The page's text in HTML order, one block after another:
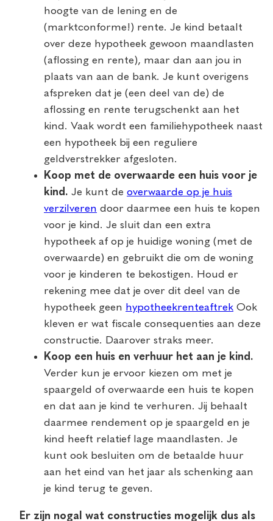
hoogte van de lening en de
(marktconforme!) rente. Je kind betaalt
over deze hypotheek gewoon maandlasten
(aflossing en rente), maar dan aan jou in
plaats van aan de bank. Je kunt overigens
afspreken dat je (een deel van de) de
aflossing en rente terugschenkt aan het
kind. Vaak wordt een familiehypotheek naast
een hypotheek bij een reguliere
geldverstrekker afgesloten.
Koop met de overwaarde een huis voor je
kind. Je kunt de overwaarde op je huis
verzilveren door daarmee een huis te kopen
voor je kind. Je sluit dan een extra
hypotheek af op je huidige woning (met de
overwaarde) en gebruikt die om de woning
voor je kinderen te bekostigen. Houd er
rekening mee dat je over dit deel van de
hypotheek geen hypotheekrenteaftrek Ook
kleven er wat fiscale consequenties aan deze
constructie. Daarover straks meer.
Koop een huis en verhuur het aan je kind.
Verder kun je ervoor kiezen om met je
spaargeld of overwaarde een huis te kopen
en dat aan je kind te verhuren. Jij behaalt
daarmee rendement op je spaargeld en je
kind heeft relatief lage maandlasten. Je
kunt ook besluiten om de betaalde huur
aan het eind van het jaar als schenking aan
je kind terug te geven.
Er zijn nogal wat constructies mogelijk dus als